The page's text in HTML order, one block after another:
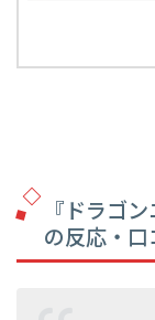
『ドラゴ
の反応・口